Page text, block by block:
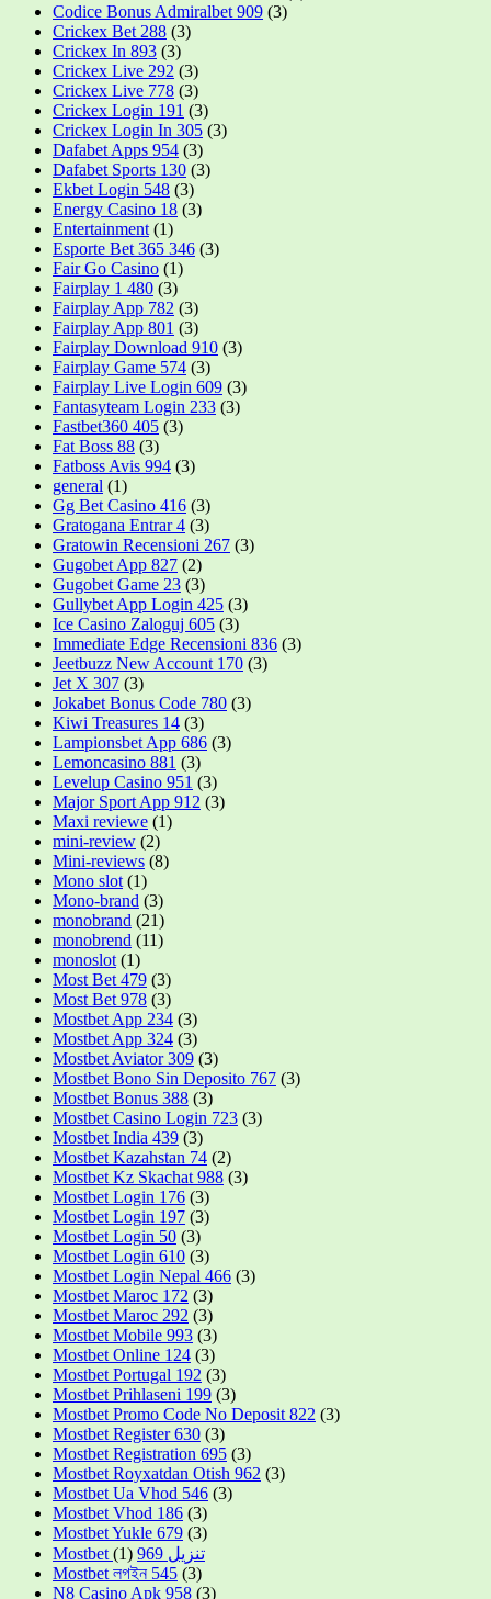
Codice Bonus Admiralbet 909 (3)
Crickex Bet 288 (3)
Crickex In 893 (3)
Crickex Live 292 (3)
Crickex Live 778 (3)
Crickex Login 191 (3)
Crickex Login In 305 (3)
Dafabet Apps 954 (3)
Dafabet Sports 130 (3)
Ekbet Login 548 (3)
Energy Casino 18 (3)
Entertainment (1)
Esporte Bet 365 346 (3)
Fair Go Casino (1)
Fairplay 1 480 (3)
Fairplay App 782 (3)
Fairplay App 801 (3)
Fairplay Download 910 (3)
Fairplay Game 574 (3)
Fairplay Live Login 609 (3)
Fantasyteam Login 233 (3)
Fastbet360 405 (3)
Fat Boss 88 (3)
Fatboss Avis 994 (3)
general (1)
Gg Bet Casino 416 (3)
Gratogana Entrar 4 (3)
Gratowin Recensioni 267 (3)
Gugobet App 827 (2)
Gugobet Game 23 (3)
Gullybet App Login 425 (3)
Ice Casino Zaloguj 605 (3)
Immediate Edge Recensioni 836 (3)
Jeetbuzz New Account 170 (3)
Jet X 307 (3)
Jokabet Bonus Code 780 (3)
Kiwi Treasures 14 (3)
Lampionsbet App 686 (3)
Lemoncasino 881 (3)
Levelup Casino 951 (3)
Major Sport App 912 (3)
Maxi reviewe (1)
mini-review (2)
Mini-reviews (8)
Mono slot (1)
Mono-brand (3)
monobrand (21)
monobrend (11)
monoslot (1)
Most Bet 479 (3)
Most Bet 978 (3)
Mostbet App 234 (3)
Mostbet App 324 (3)
Mostbet Aviator 309 (3)
Mostbet Bono Sin Deposito 767 (3)
Mostbet Bonus 388 (3)
Mostbet Casino Login 723 (3)
Mostbet India 439 (3)
Mostbet Kazahstan 74 (2)
Mostbet Kz Skachat 988 (3)
Mostbet Login 176 (3)
Mostbet Login 197 (3)
Mostbet Login 50 (3)
Mostbet Login 610 (3)
Mostbet Login Nepal 466 (3)
Mostbet Maroc 172 (3)
Mostbet Maroc 292 (3)
Mostbet Mobile 993 (3)
Mostbet Online 124 (3)
Mostbet Portugal 192 (3)
Mostbet Prihlaseni 199 (3)
Mostbet Promo Code No Deposit 822 (3)
Mostbet Register 630 (3)
Mostbet Registration 695 (3)
Mostbet Royxatdan Otish 962 (3)
Mostbet Ua Vhod 546 (3)
Mostbet Vhod 186 (3)
Mostbet Yukle 679 (3)
Mostbet تنزيل 969
(1)
Mostbet লগইন 545 (3)
N8 Casino Apk 958 (3)